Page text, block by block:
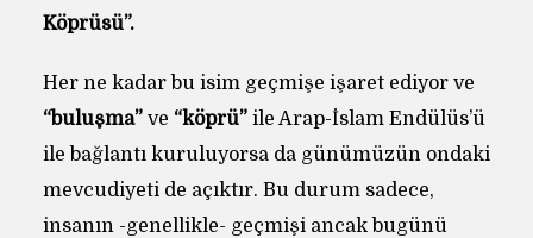
Köprüsü”.
Her ne kadar bu isim geçmişe işaret ediyor ve
“buluşma”ve “köprü”ile Arap-İslam Endülüs’ü
ile bağlantı kuruluyorsa da günümüzün ondaki
mevcudiyeti de açıktır. Bu durum sadece,
insanın -genellikle- geçmişi ancak bugünü